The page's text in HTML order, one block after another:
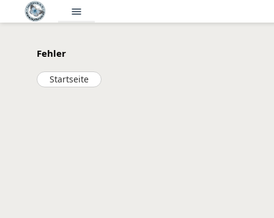
menu
Fehler
Startseite